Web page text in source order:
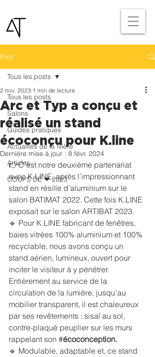
Post
Tous les posts
Salons
Guides pratiques
Actualités de la filière
Articles
COUPS DE ❤ 2023
Tous les posts
Arc et Typ a conçu et
réalisé un stand
écoconçu pour K.line
2 nov. 2023 1 min de lecture
Dernière mise à jour : 8 févr. 2024
👉C’est notre deuxième partenariat
avec K.LINE, après l’impressionnant
stand en résille d’aluminium sur le
salon BATIMAT 2022. Cette fois K.LINE
exposait sur le salon ARTIBAT 2023.
🔹 Pour K.LINE fabricant de fenêtres,
baies vitrées 100% aluminium et 100%
recyclable, nous avons conçu un
stand aérien, lumineux, ouvert pour
inciter le visiteur à y pénétrer.
Entièrement au service de la
circulation de la lumière, jusqu’au
mobilier transparent, il est chaleureux
par ses revêtements : sisal au sol,
contre-plaqué peuplier sur les murs
rappelant son #écoconception.
🔹 Modulable, adaptable et, ce stand